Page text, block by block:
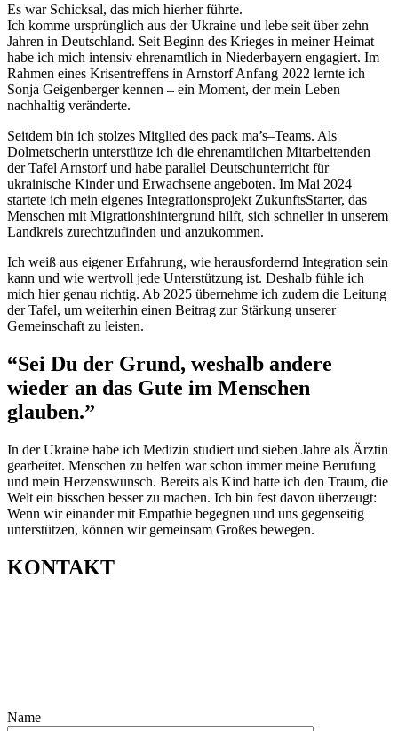
Es war Schicksal, das mich hierher führte.
Ich komme ursprünglich aus der Ukraine und lebe seit über zehn
Jahren in Deutschland. Seit Beginn des Krieges in meiner Heimat
habe ich mich intensiv ehrenamtlich in Niederbayern engagiert. Im
Rahmen eines Krisentreffens in Arnstorf Anfang 2022 lernte ich
Sonja Geigenberger kennen – ein Moment, der mein Leben
nachhaltig veränderte.
Seitdem bin ich stolzes Mitglied des pack ma’s–Teams. Als
Dolmetscherin unterstütze ich die ehrenamtlichen Mitarbeitenden
der Tafel Arnstorf und habe parallel Deutschunterricht für
ukrainische Kinder und Erwachsene angeboten. Im Mai 2024
startete ich mein eigenes Integrationsprojekt ZukunftsStarter, das
Menschen mit Migrationshintergrund hilft, sich schneller in unserem
Landkreis zurechtzufinden und anzukommen.
Ich weiß aus eigener Erfahrung, wie herausfordernd Integration sein
kann und wie wertvoll jede Unterstützung ist. Deshalb fühle ich
mich hier genau richtig. Ab 2025 übernehme ich zudem die Leitung
der Tafel, um weiterhin einen Beitrag zur Stärkung unserer
Gemeinschaft zu leisten.
“Sei Du der Grund, weshalb andere
wieder an das Gute im Menschen
glauben.”
In der Ukraine habe ich Medizin studiert und sieben Jahre als Ärztin
gearbeitet. Menschen zu helfen war schon immer meine Berufung
und mein Herzenswunsch. Bereits als Kind hatte ich den Traum, die
Welt ein bisschen besser zu machen. Ich bin fest davon überzeugt:
Wenn wir einander mit Empathie begegnen und uns gegenseitig
unterstützen, können wir gemeinsam Großes bewegen.
KONTAKT
Name